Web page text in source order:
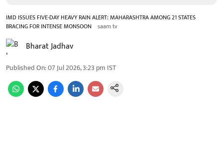
IMD ISSUES FIVE-DAY HEAVY RAIN ALERT: MAHARASHTRA AMONG 21 STATES
BRACING FOR INTENSE MONSOON saam tv
Bharat Jadhav
Published On:07 Jul 2026, 3:23 pm IST